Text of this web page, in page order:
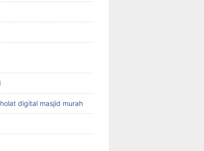
digital masjid murah